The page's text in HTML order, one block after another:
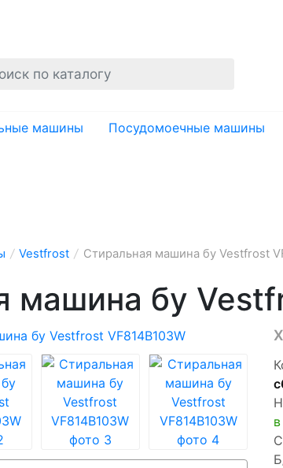
машины Посудомоечные машины
/ Vestfrost / Стиральная машина бу Vestfrost
машина бу